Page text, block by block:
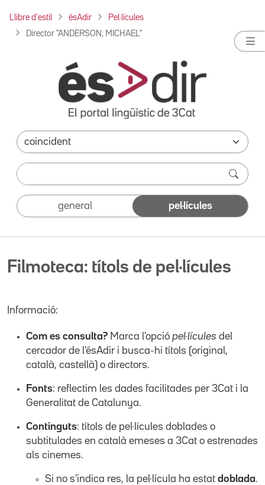
Llibre d'estil ésAdir Pel·lícules
Director "ANDERSON, MICHAEL"
general pel·lícules
Filmoteca: títols de pel·lícules
Informació:
Com es consulta? Marca l'opció pel·lícules del
cercador de l'ésAdir i busca-hi títols (original,
català, castellà) o directors.
Fonts: reflectim les dades facilitades per 3Cat i la
Generalitat de Catalunya.
Continguts: títols de pel·lícules doblades o
subtitulades en català emeses a 3Cat o estrenades
als cinemes.
Si no s'indica res, la pel·lícula ha estat doblada.